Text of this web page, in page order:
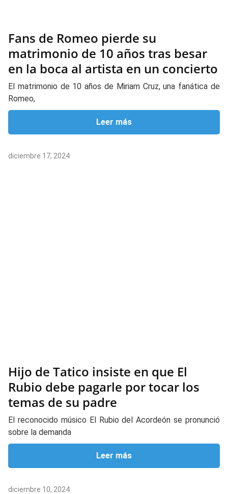
Fans de Romeo pierde su
matrimonio de 10 años tras besar
en la boca al artista en un concierto
El matrimonio de 10 años de Miriam Cruz, una fanática de
Romeo,
Leer más
diciembre 17, 2024
Hijo de Tatico insiste en que El
Rubio debe pagarle por tocar los
temas de su padre
El reconocido músico El Rubio del Acordeón se pronunció
sobre la demanda
Leer más
diciembre 10, 2024